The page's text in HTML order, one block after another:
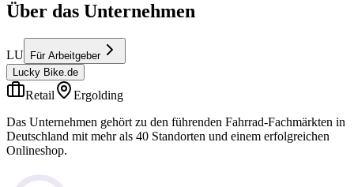
Über das Unternehmen
LU
Für Arbeitgeber
Lucky Bike.de
Retail
Ergolding
Das Unternehmen gehört zu den führenden Fahrrad-Fachmärkten in
Deutschland mit mehr als 40 Standorten und einem erfolgreichen
Onlineshop.